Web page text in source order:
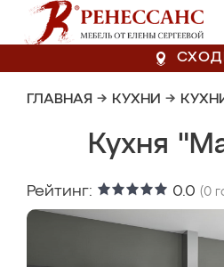
ГЛАВНАЯ → КУХНИ →
Кухня
Рейтинг: 0.0 (0